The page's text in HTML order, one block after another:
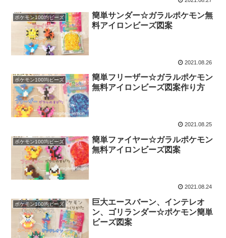
ポケモン100均ビーズ
簡単サンダー☆ガラルポケモン無
料アイロンビーズ図案
2021.08.26
ポケモン100均ビーズ
簡単フリーザー☆ガラルポケモン
無料アイロンビーズ図案作り方
2021.08.25
ポケモン100均ビーズ
簡単ファイヤー☆ガラルポケモン
無料アイロンビーズ図案
2021.08.24
ポケモン100均ビーズ
巨大エースバーン、インテレオ
ン、ゴリランダー☆ポケモン簡単
ビーズ図案